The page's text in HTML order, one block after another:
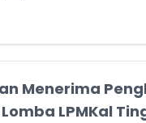
Menerima
LPMKal